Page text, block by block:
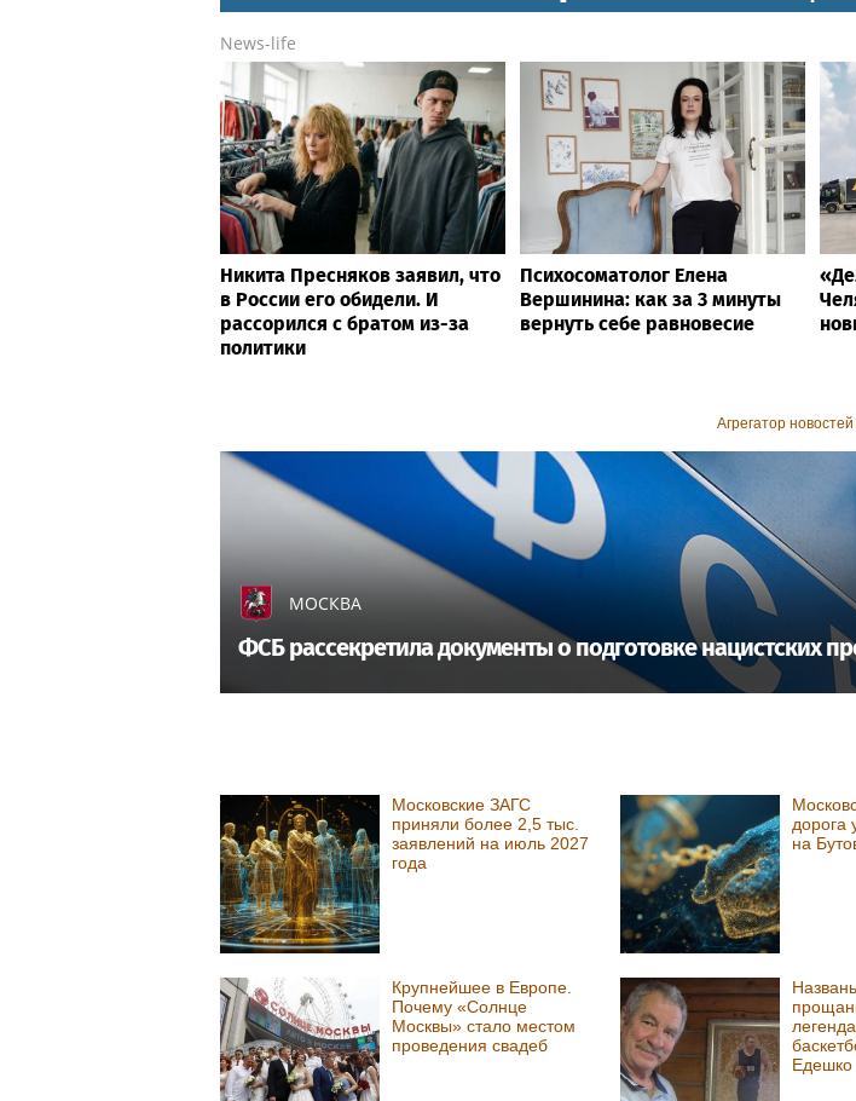
News-life
Никита Пресняков заявил, что
в России его обидели. И
рассорился с братом из-за
политики
Психосоматолог Елена
Вершинина: как за 3 минуты
вернуть себе равновесие
Агрегатор
МОСКВА
ФСБ рассекретила документы о подготовке нацистских
Московские ЗАГС
приняли более 2,5 тыс.
заявлений на июль 2027
года
дорога
на
Крупнейшее в Европе.
Почему «Солнце
Москвы» стало местом
проведения свадеб
Едешко